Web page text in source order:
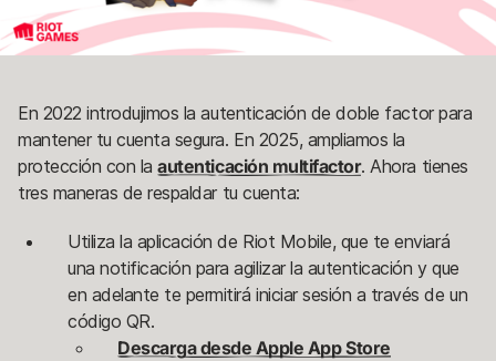
En 2022 introdujimos la autenticación de doble factor para
mantener tu cuenta segura. En 2025, ampliamos la
protección con laautenticación multifactor. Ahora tienes
tres maneras de respaldar tu cuenta:
Utiliza la aplicación de Riot Mobile, que te enviará
una notificación para agilizar la autenticación y que
en adelante te permitirá iniciar sesión a través de un
código QR.
Descarga desde Apple App Store